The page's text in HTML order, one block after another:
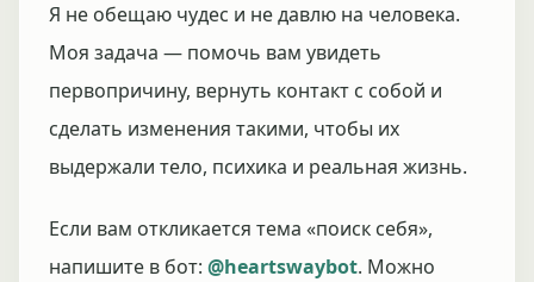
Я не обещаю чудес и не давлю на человека.
Моя задача — помочь вам увидеть
первопричину, вернуть контакт с собой и
сделать изменения такими, чтобы их
выдержали тело, психика и реальная жизнь.
Если вам откликается тема «поиск себя»,
напишите в бот: @heartswaybot. Можно